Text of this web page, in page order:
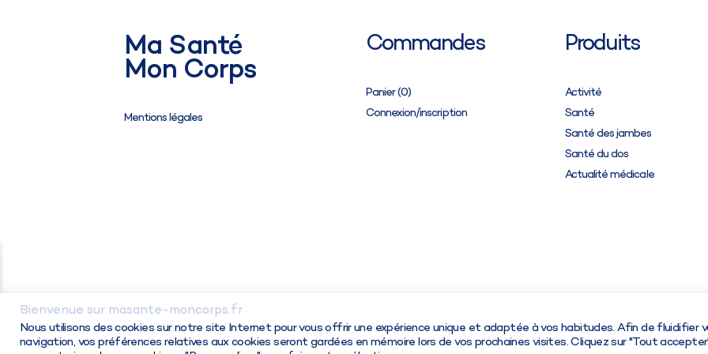
Conseils &
Ma Santé
Mon Corps
Mentions légales
Commandes
Panier (0)
Connexion/inscription
Produits
Activité
Santé
Santé des jambes
Santé du dos
Actualité médicale
©Copyright 2026 - Ma santé Mon corps. Tous droits réservés. Une création
Bienvenue sur masante-moncorps.fr
Nous utilisons des cookies sur notre site Internet pour vous offrir une expérience unique et adaptée à vos habitudes. Afin de fluidifier
navigation, vos préférences relatives aux cookies seront gardées en mémoire lors de vos prochaines visites. Cliquez sur "Tout